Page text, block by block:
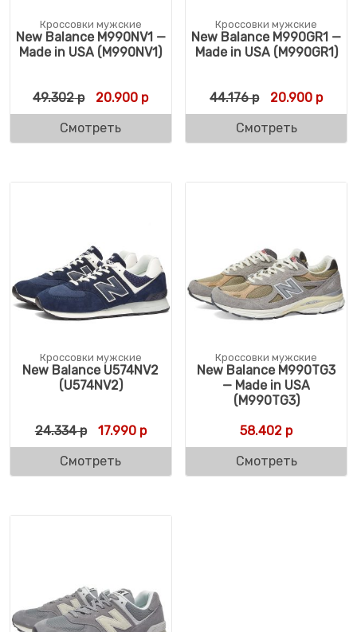
Кроссовки мужские
New Balance M990NV1 —
Made in USA (M990NV1)
49.302р Первоначальная цена составляла 49.302
20.900 рТекущая цена: 20.900 р.
Смотреть
Кроссовки мужские
New Balance M990GR1 —
Made in USA (M990GR1)
44.176р 20.900 р
Смотреть
Кроссовки мужские
New Balance U574NV2
(U574NV2)
24.334р Первоначальная цена составляла 24.334
17.990рТекущая цена: 17.990 р.
Смотреть
Кроссовки мужские
New Balance M990TG3
— Made in USA
(M990TG3)
58.402 р
Смотреть